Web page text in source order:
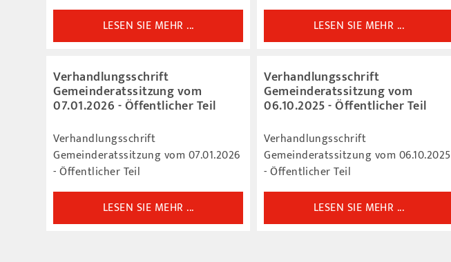
LESEN SIE MEHR ...
LESEN SIE MEHR ...
Verhandlungsschrift
Gemeinderatssitzung vom
07.01.2026 - Öffentlicher Teil
Verhandlungsschrift
Gemeinderatssitzung vom 07.01.2026
- Öffentlicher Teil
LESEN SIE MEHR ...
Verhandlungsschrift
Gemeinderatssitzung vom
06.10.2025 - Öffentlicher Teil
Verhandlungsschrift
Gemeinderatssitzung vom 06.10.2025
- Öffentlicher Teil
LESEN SIE MEHR ...